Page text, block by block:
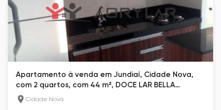
Apartamento à venda em Jundiaí, Cidade Nova,
com 2 quartos, com 44 m², DOCE LAR BELLA
COLONIA
Cidade Nova